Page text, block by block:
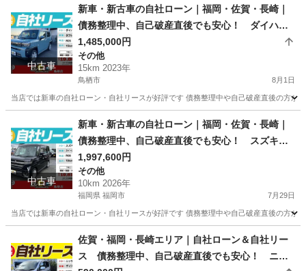
中古車
新車・新古車の自社ローン｜福岡・佐賀・長崎｜
債務整理中、自己破産直後でも安心！ ダイハ
ツ タフト G R05年式
1,485,000円
その他
15km 2023年
鳥栖市 8月1日
当店では新車の自社ローン・自社リースが好評です 債務整理中や自己破産直後の方
その他 車両
中古車
新車・新古車の自社ローン｜福岡・佐賀・長崎｜
債務整理中、自己破産直後でも安心！ スズキ
スペーシアカスタム R08年式
1,997,600円
その他
10km 2026年
福岡県 福岡市 7月29日
当店では新車の自社ローン・自社リースが好評です 債務整理中や自己破産直後の方
その他 車両
佐賀・福岡・長崎エリア｜自社ローン＆自社リー
ス 債務整理中、自己破産直後でも安心！ ニッ